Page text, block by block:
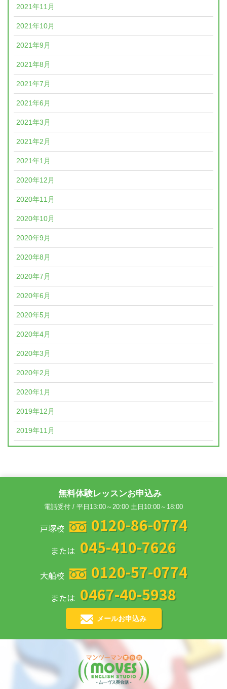
2021年11月
2021年10月
2021年9月
2021年8月
2021年7月
2021年6月
2021年3月
2021年2月
2021年1月
2020年12月
2020年11月
2020年10月
2020年9月
2020年8月
2020年7月
2020年6月
2020年5月
2020年4月
2020年3月
2020年2月
2020年1月
2019年12月
2019年11月
無料体験レッスンお申込み
電話受付 / 平日13:00～20:00 土日10:00～18:00
戸塚校 0120-86-0774
または 045-410-7626
大船校 0120-57-0774
または 0467-40-5938
メールお申込み